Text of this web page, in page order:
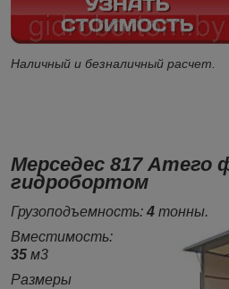
Наличный и безналичный расчет.
Мерседес 817 Атего
гидробортом
Грузоподъемность: 4 тонны.
Вместимость:
35 м3
Размеры